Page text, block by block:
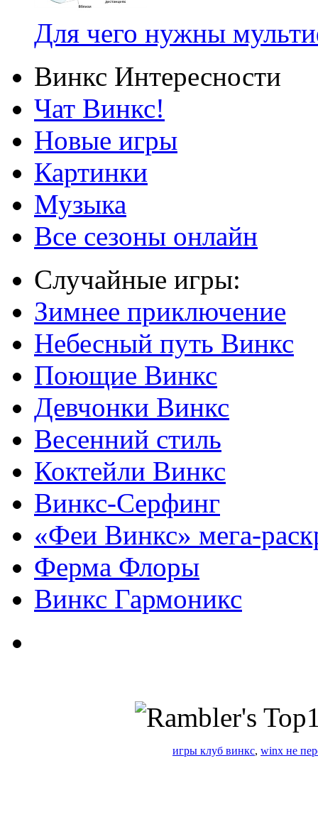
Для чего нужны
Винкс Интересности
Чат Винкс!
Новые игры
Картинки
Музыка
Все сезоны онлайн
Случайные игры:
Зимнее приключение
Небесный путь Винкс
Поющие Винкс
Девчонки Винкс
Весенний стиль
Коктейли Винкс
Винкс-Серфинг
«Феи Винкс» мега-
Ферма Флоры
Винкс Гармоникс
игры клуб винкс, winx не